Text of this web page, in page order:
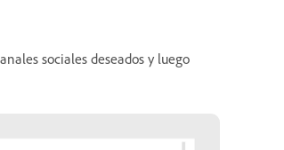
sociales deseados y luego